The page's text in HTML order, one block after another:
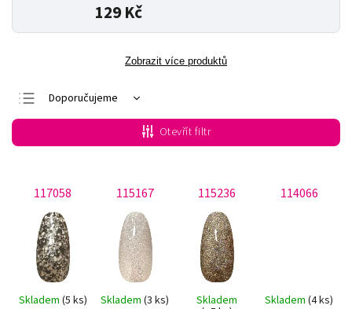
129 Kč
Zobrazit více produktů
Doporučujeme
Nejlevnější
Nejdražší
Abecedně
Otevřít filtr
Skladem (5 ks)
117058
Skladem(3 ks)
115167
Skladem
115236
Skladem(4 ks)
114066